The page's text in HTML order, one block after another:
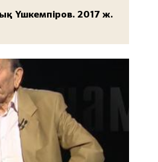
Үшкемпіров. 2017 ж.